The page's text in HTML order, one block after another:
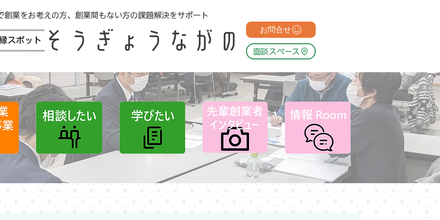
創業をお考えの方、創業間もない方の課題解決をサポート
お問合せ
面談スペース